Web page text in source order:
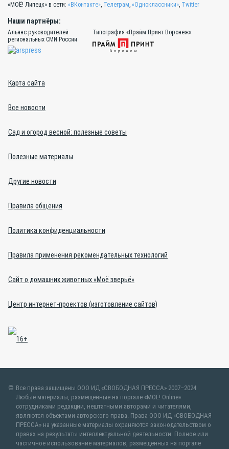
«МОЁ! Липецк» в сети: «ВКонтакте» Телеграм «Одноклассники» Twitter
Наши партнёры:
Альянс руководителей
региональных СМИ России
Типография «Прайм Принт Воронеж»
Карта сайта
Все новости
Сад и огород весной: полезные советы
Полезные материалы
Другие новости
Правила общения
Политика конфиденциальности
Правила применения рекомендательных технологий
Сайт о домашних животных «Моё зверьё»
Центр интернет-проектов (изготовление сайтов)
Все права защищены ООО ИД «СВОБОДНАЯ ПРЕССА» 2007–2024
Любые материалы, размещенные на портале «МОЁ! Online»
сотрудниками редакции, нештатными авторами и читателями,
являются объектами авторского права. Права ООО ИД «СВОБОДНАЯ
ПРЕССА» на указанные материалы охраняются законодательством о
правах на результаты интеллектуальной деятельности. Полное или
частичное использование материалов, размещенных на портале